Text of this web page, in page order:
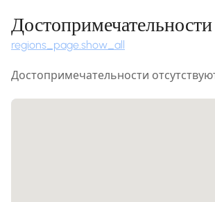
Достопримечательности
regions_page.show_all
Достопримечательности